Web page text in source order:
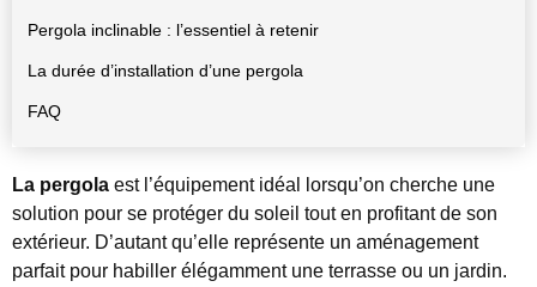
Pergola inclinable : l’essentiel à retenir
La durée d’installation d’une pergola
FAQ
La pergola est l’équipement idéal lorsqu’on cherche une
solution pour se protéger du soleil tout en profitant de son
extérieur. D’autant qu’elle représente un aménagement
parfait pour habiller élégamment une terrasse ou un jardin.